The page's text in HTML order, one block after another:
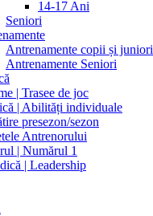
14-17 Ani
Seniori
Antrenamente copii și juniori
Antrenamente Seniori
| Trasee de joc
| Abilități individuale
presezon/sezon
Antrenorului
| Numărul 1
| Leadership